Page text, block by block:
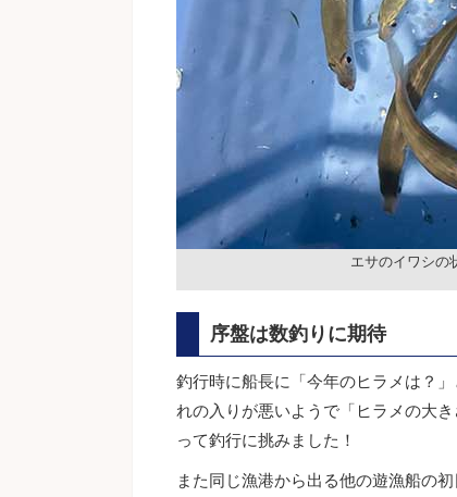
エサのイワシの
序盤は数釣りに期待
釣行時に船長に「今年のヒラメは？
れの入りが悪いようで「ヒラメの大
って釣行に挑みました！
また同じ漁港から出る他の遊漁船の